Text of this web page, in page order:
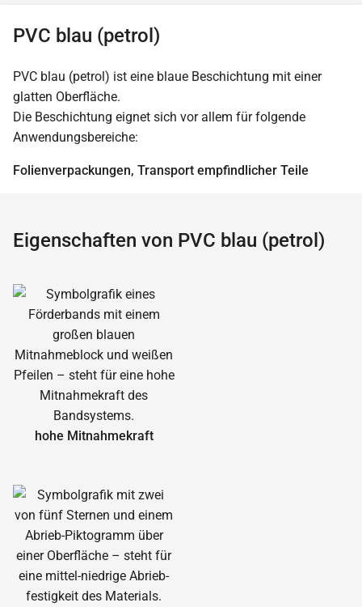
PVC blau (petrol)
PVC blau (petrol) ist eine blaue Beschichtung mit einer
glatten Oberfläche.
Die Beschichtung eignet sich vor allem für folgende
Anwendungsbereiche:
Folienverpackungen, Transport empfindlicher Teile
Eigenschaften von PVC blau (petrol)
hohe Mitnahmekraft